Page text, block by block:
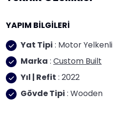
YAPIM BİLGİLERİ
Yat Tipi : Motor Yelkenli
Marka : Custom Built
Yıl | Refit : 2022
Gövde Tipi : Wooden